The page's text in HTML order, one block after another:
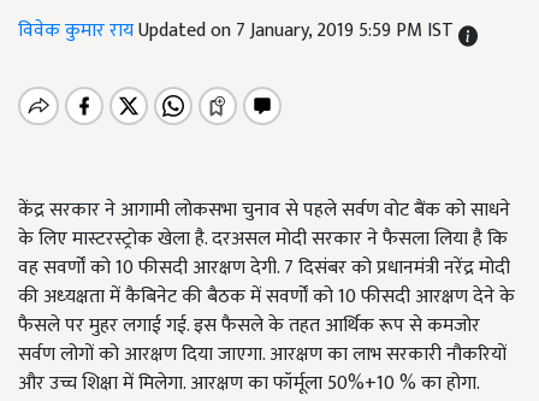
विवेक कुमार रायUpdated on 7 January, 2019 5:59 PM IST
केंद्र सरकार ने आगामी लोकसभा चुनाव से पहले सर्वण वोट बैंक को साधने
के लिए मास्टरस्ट्रोक खेला है. दरअसल मोदी सरकार ने फैसला लिया है कि
वह सवर्णों को 10 फीसदी आरक्षण देगी. 7 दिसंबर को प्रधानमंत्री नरेंद्र मोदी
की अध्‍यक्षता में कैबिनेट की बैठक में सवर्णों को 10 फीसदी आरक्षण देने के
फैसले पर मुहर लगाई गई. इस फैसले के तहत आर्थिक रूप से कमजोर
सर्वण लोगों को आरक्षण दिया जाएगा. आरक्षण का लाभ सरकारी नौकरियों
और उच्च शिक्षा में मिलेगा. आरक्षण का फॉर्मूला 50%+10 % का होगा.